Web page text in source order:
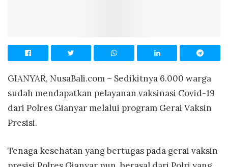
GIANYAR, NusaBali.com – Sedikitnya 6.000 warga
sudah mendapatkan pelayanan vaksinasi Covid-19
dari Polres Gianyar melalui program Gerai Vaksin
Presisi.
Tenaga kesehatan yang bertugas pada gerai vaksin